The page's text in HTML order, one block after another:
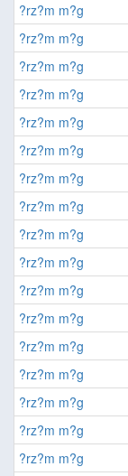
?rz?m m?g
?rz?m m?g
?rz?m m?g
?rz?m m?g
?rz?m m?g
?rz?m m?g
?rz?m m?g
?rz?m m?g
?rz?m m?g
?rz?m m?g
?rz?m m?g
?rz?m m?g
?rz?m m?g
?rz?m m?g
?rz?m m?g
?rz?m m?g
?rz?m m?g